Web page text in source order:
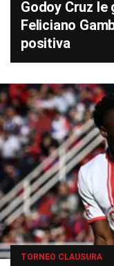
Godoy Cruz le
Feliciano
positiva
TORNEO CLAUSURA